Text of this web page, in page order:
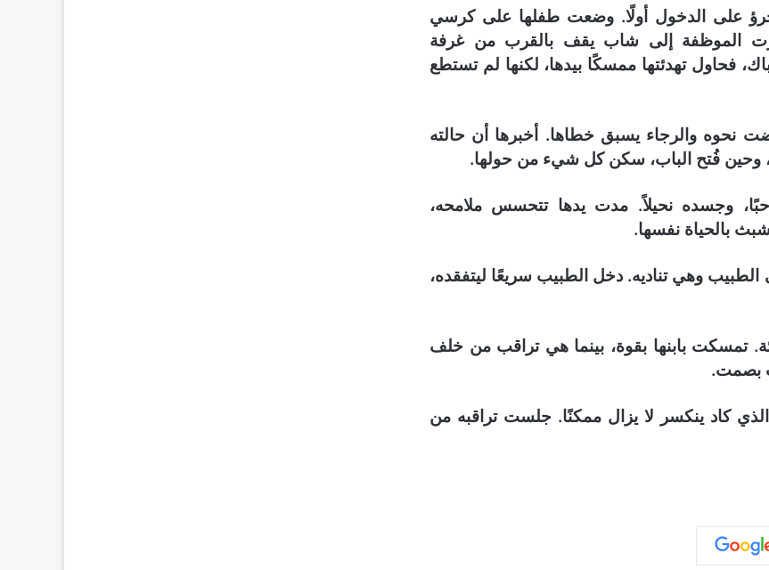
على الدخول أولًا. وضعت طفلها على كرسي
الموظفة إلى شاب يقف بالقرب من غرفة
فحاول تهدئتها ممسكًا بيدها، لكنها لم تستطع
والرجاء يسبق خطاها. أخبرها أن حالته
وحين فُتح الباب، سكن كل شيء من حولها.
وجسده نحيلاً. مدت يدها تتحسس ملامحه،
بالحياة نفسها.
وهي تناديه. دخل الطبيب سريعًا ليتفقده،
تمسكت بابنها بقوة، بينما هي تراقب من خلف
بصمت.
كاد ينكسر لا يزال ممكنًا. جلست تراقبه من